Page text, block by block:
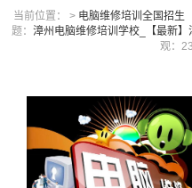
当前位置： > 电脑维修培训全国招生
题：漳州电脑维修培训学校_【最新
观： 23